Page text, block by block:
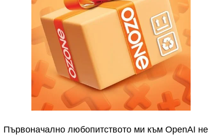
Първоначално любопитството ми към OpenAI не